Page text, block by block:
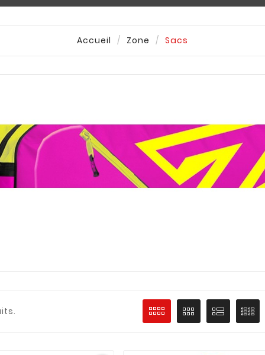
Accueil Zone Sacs
Un training ou
survêtement
personnalisé pour
ton équipe !
Un
pour
Tu